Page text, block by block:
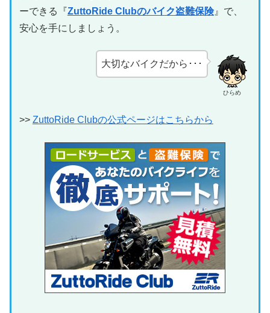
ーできる『ZuttoRide Clubのバイク盗難保険』で、
安心を手にしましょう。
ひらめ
大切なバイクだから･･･
>> ZuttoRide Clubの公式ページはこちらから